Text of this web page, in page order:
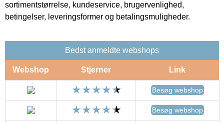
sortimentstørrelse, kundeservice, brugervenlighed,
betingelser, leveringsformer og betalingsmuligheder.
Bedst anmeldte webshops
Webshop Stjerner Link
Besøg webshop
Besøg webshop